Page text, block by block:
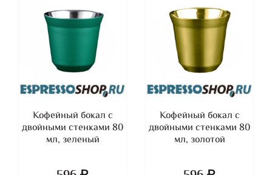
Кофейный бокал с
двойными стенками 80
мл, зеленый
Кофейный бокал с
двойными стенками 80
мл, золотой